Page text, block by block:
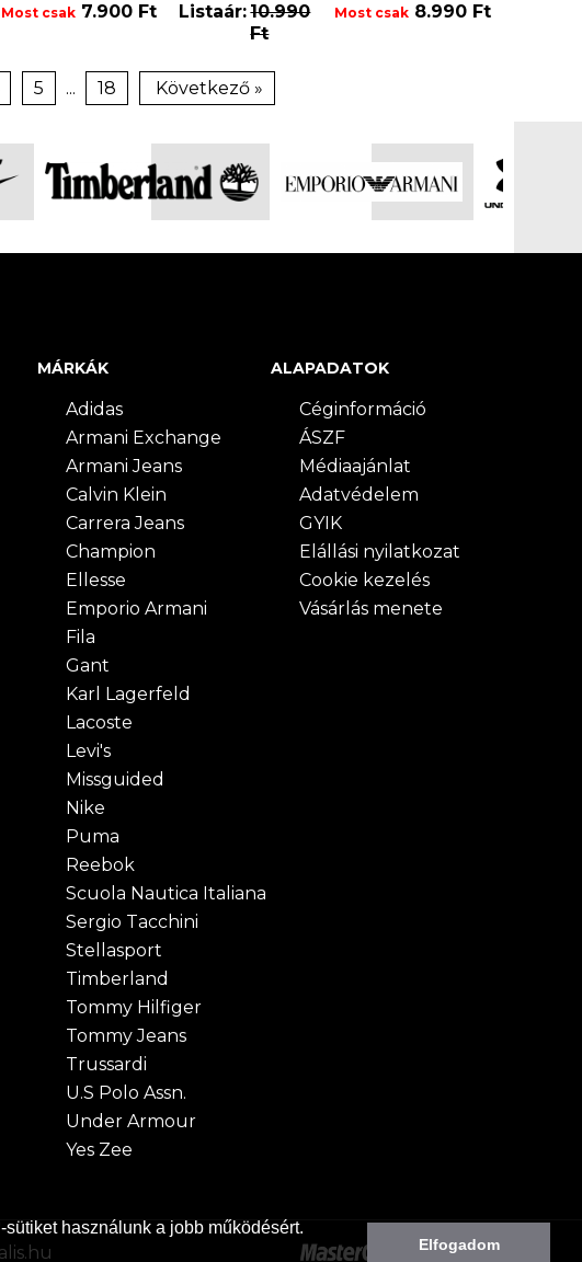
használunk a jobb működésért.
Elfogadom
Most csak 7.900 Ft Listaár:10.990
Ft
Most csak 8.990 Ft
5 ... 18 Következő »
MÁRKÁK
Adidas
Armani Exchange
Armani Jeans
Calvin Klein
Carrera Jeans
Champion
Ellesse
Emporio Armani
Fila
Gant
Karl Lagerfeld
Lacoste
Levi's
Missguided
Nike
Puma
Reebok
Scuola Nautica Italiana
Sergio Tacchini
Stellasport
Timberland
Tommy Hilfiger
Tommy Jeans
Trussardi
U.S Polo Assn.
Under Armour
Yes Zee
ALAPADATOK
Céginformáció
ÁSZF
Médiaajánlat
Adatvédelem
GYIK
Elállási nyilatkozat
Cookie kezelés
Vásárlás menete